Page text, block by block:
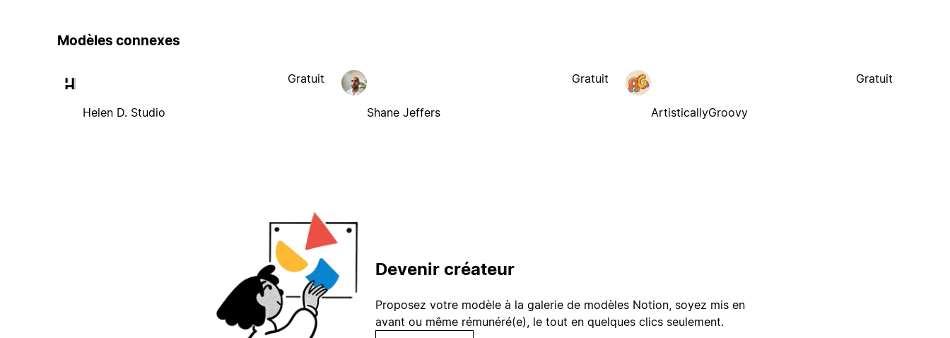
Modèles connexes
Helen D. Studio
Gratuit
Shane Jeffers
Gratuit
ArtisticallyGroovy
Gratuit
Devenir créateur
Proposez votre modèle à la galerie de modèles Notion, soyez mis en
avant ou même rémunéré(e), le tout en quelques clics seulement.